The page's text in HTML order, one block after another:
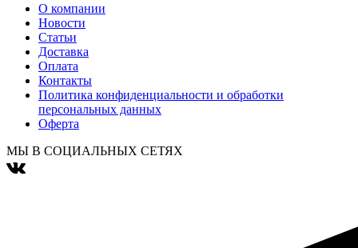
О компании
Новости
Статьи
Доставка
Оплата
Контакты
Политика конфиденциальности и обработки
персональных данных
Оферта
МЫ В СОЦИАЛЬНЫХ СЕТЯХ